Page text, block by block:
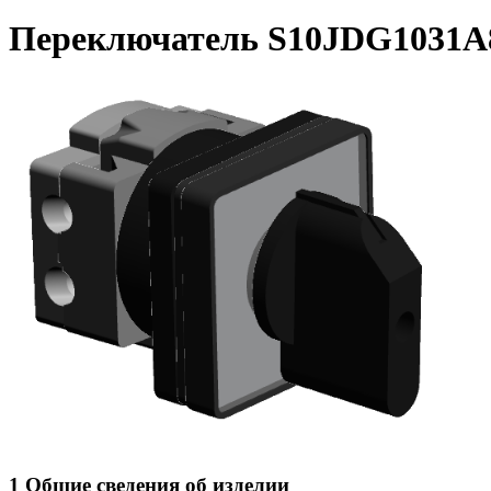
Переключатель
1 Общие сведения об изделии